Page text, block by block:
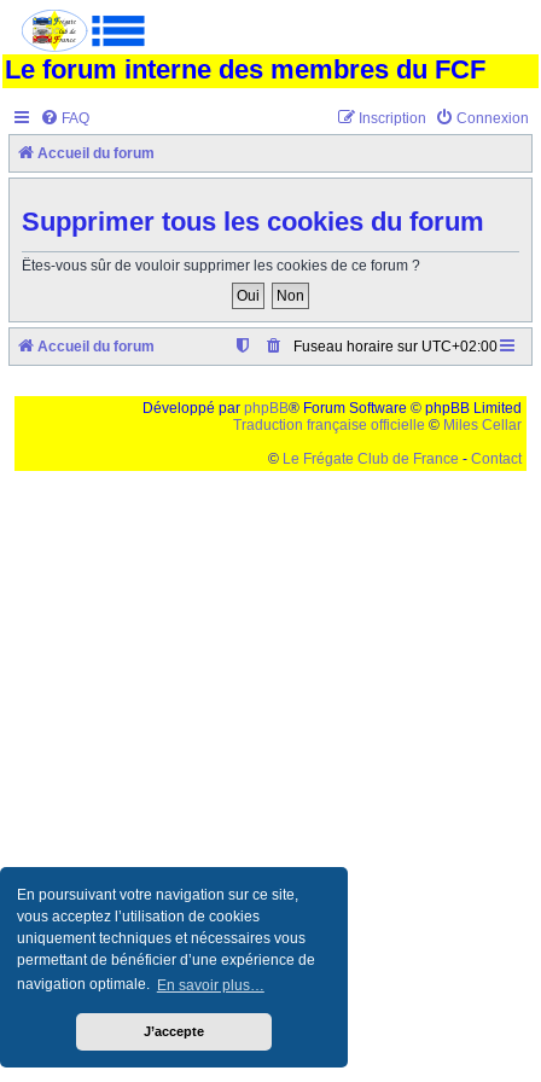
En poursuivant votre navigation sur ce site,
vous acceptez l’utilisation de cookies
uniquement techniques et nécessaires vous
permettant de bénéficier d’une expérience de
navigation optimale. En savoir plus…
J’accepte
Le forum interne des membres du FCF
FAQ Connexion
Inscription
Accueil du forum
Supprimer tous les cookies du forum
Êtes-vous sûr de vouloir supprimer les cookies de ce forum ?
Accueil du forum Fuseau horaire sur UTC+02:00
Développé par phpBB® Forum Software © phpBB Limited
Traduction française officielle © Miles Cellar
© Le Frégate Club de France - Contact